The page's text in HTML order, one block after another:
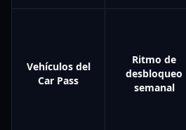
Vehículos del
Car Pass
Ritmo de
desbloqueo
semanal